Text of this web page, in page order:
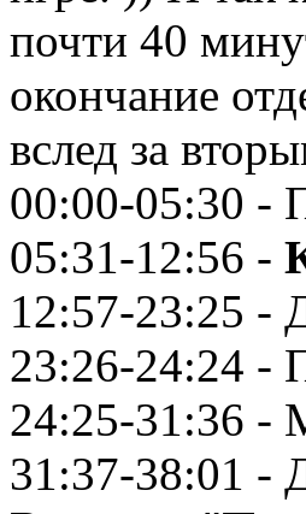
почти 40
окончание
вслед за
00:00-05:30 -
05:31-12:56 -
12:57-23:25 -
23:26-24:24 -
24:25-31:36 -
31:37-38:01 -